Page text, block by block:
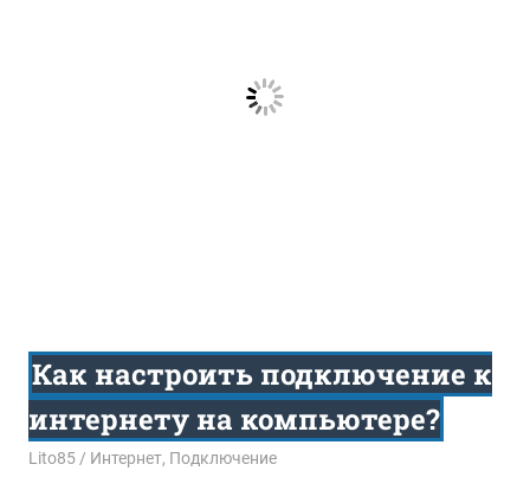
Как настроить подключение к
интернету на компьютере?
09.09.2016
Lito85 Интернет, Подключение